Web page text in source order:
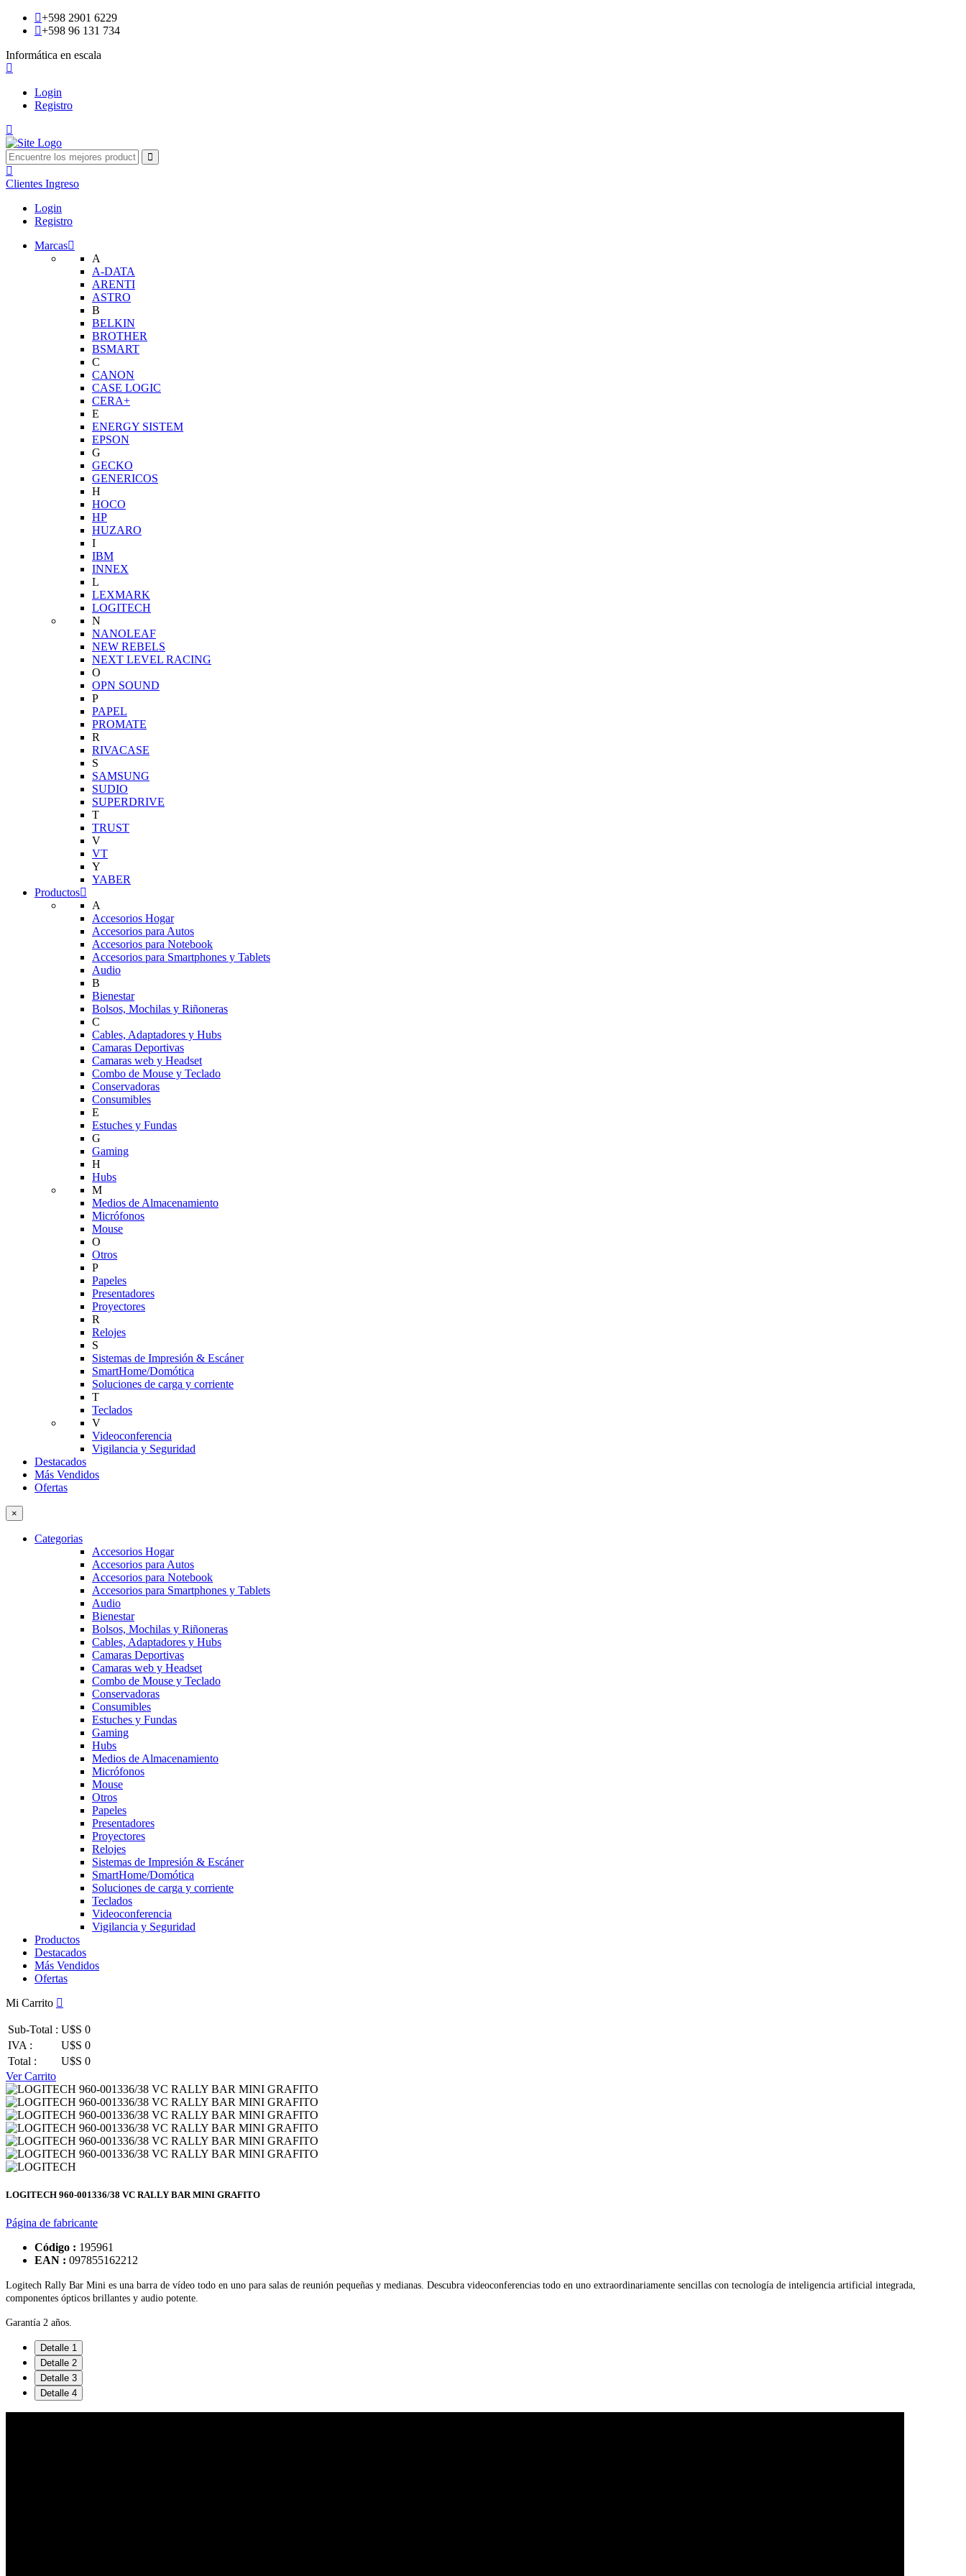
+598 2901 6229
+598 96 131 734
Informática en escala
Login
Registro
Clientes Ingreso
Login
Registro
Marcas
A
A-DATA
ARENTI
ASTRO
B
BELKIN
BROTHER
BSMART
C
CANON
CASE LOGIC
CERA+
E
ENERGY SISTEM
EPSON
G
GECKO
GENERICOS
H
HOCO
HP
HUZARO
I
IBM
INNEX
L
LEXMARK
LOGITECH
N
NANOLEAF
NEW REBELS
NEXT LEVEL RACING
O
OPN SOUND
P
PAPEL
PROMATE
R
RIVACASE
S
SAMSUNG
SUDIO
SUPERDRIVE
T
TRUST
V
VT
Y
YABER
Productos
A
Accesorios Hogar
Accesorios para Autos
Accesorios para Notebook
Accesorios para Smartphones y Tablets
Audio
B
Bienestar
Bolsos, Mochilas y Riñoneras
C
Cables, Adaptadores y Hubs
Camaras Deportivas
Camaras web y Headset
Combo de Mouse y Teclado
Conservadoras
Consumibles
E
Estuches y Fundas
G
Gaming
H
Hubs
M
Medios de Almacenamiento
Micrófonos
Mouse
O
Otros
P
Papeles
Presentadores
Proyectores
R
Relojes
S
Sistemas de Impresión & Escáner
SmartHome/Domótica
Soluciones de carga y corriente
T
Teclados
V
Videoconferencia
Vigilancia y Seguridad
Destacados
Más Vendidos
Ofertas
×
Categorias
Accesorios Hogar
Accesorios para Autos
Accesorios para Notebook
Accesorios para Smartphones y Tablets
Audio
Bienestar
Bolsos, Mochilas y Riñoneras
Cables, Adaptadores y Hubs
Camaras Deportivas
Camaras web y Headset
Combo de Mouse y Teclado
Conservadoras
Consumibles
Estuches y Fundas
Gaming
Hubs
Medios de Almacenamiento
Micrófonos
Mouse
Otros
Papeles
Presentadores
Proyectores
Relojes
Sistemas de Impresión & Escáner
SmartHome/Domótica
Soluciones de carga y corriente
Teclados
Videoconferencia
Vigilancia y Seguridad
Productos
Destacados
Más Vendidos
Ofertas
Mi Carrito
Sub-Total : U$S 0
IVA :
U$S 0
Total :
U$S 0
Ver Carrito
LOGITECH 960-001336/38 VC RALLY BAR MINI GRAFITO
Página de fabricante
Código : 195961
EAN : 097855162212
Logitech Rally Bar Mini es una barra de vídeo todo en uno para salas de reunión pequeñas y medianas. Descubra videoconferencias todo en uno extraordinariamente sencillas con tecnología de inteligencia artificial integrada,
componentes ópticos brillantes y audio potente.
Garantía 2 años.
Detalle 1
Detalle 2
Detalle 3
Detalle 4